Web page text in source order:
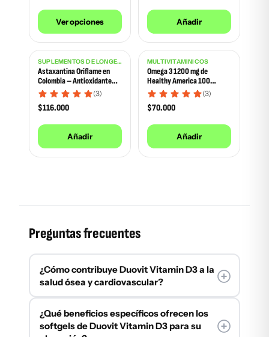
Ver opciones Añadir
SUPLEMENTOS DE LONGEVIDAD
Astaxantina Oriflame en
Colombia – Antioxidante
natural premium con
vitaminas C y E
(3)
$116.000
Añadir
MULTIVITAMÍNICOS
Omega 3 1200 mg de
Healthy America 100
softgels
(3)
$70.000
Añadir
Preguntas frecuentes
¿Cómo contribuye Duovit Vitamin D3 a la
salud ósea y cardiovascular?
clave para tu salud ósea y cardiovascular. La
vitamina D3es fundamental para que el cuerpo
¿Qué beneficios específicos ofrecen los
softgels de Duovit Vitamin D3 para su